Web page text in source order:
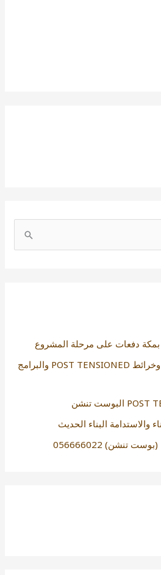
الفرق بين الخرائط العادية وخرائط POST TENSIONED والبرامج